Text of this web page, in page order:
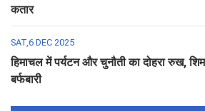
कतार
SAT,6 DEC 2025
हिमाचल में पर्यटन और चुनौती का दोहरा रुख,
बर्फबारी